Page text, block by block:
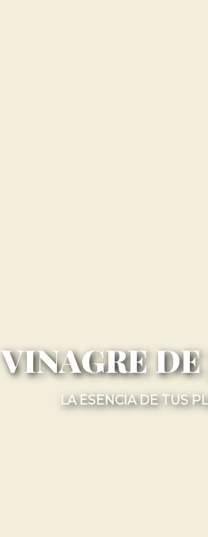
VINAGRE DE
LA ESENCIA DE TUS